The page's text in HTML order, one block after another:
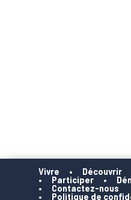
Vivre Découvrir
Participer
Contactez-nous
Politique de